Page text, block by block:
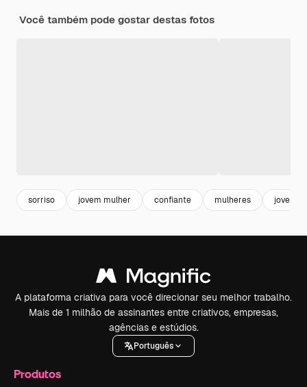
Você também pode gostar destas fotos
sorriso jovem mulher confiante mulheres jovem
A plataforma criativa para você direcionar seu melhor trabalho.
Mais de 1 milhão de assinantes entre criativos, empresas,
agências e estúdios.
Português
Produtos